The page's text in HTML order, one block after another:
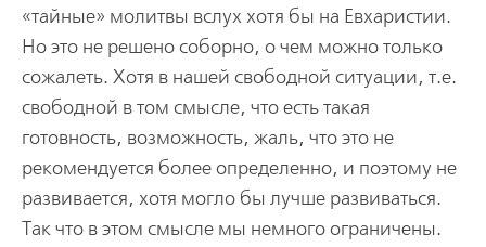
«тайные» молитвы вслух хотя бы на Евхаристии.
Но это не решено соборно, о чем можно только
сожалеть. Хотя в нашей свободной ситуации, т.е.
свободной в том смысле, что есть такая
готовность, возможность, жаль, что это не
рекомендуется более определенно, и поэтому не
развивается, хотя могло бы лучше развиваться.
Так что в этом смысле мы немного ограничены.